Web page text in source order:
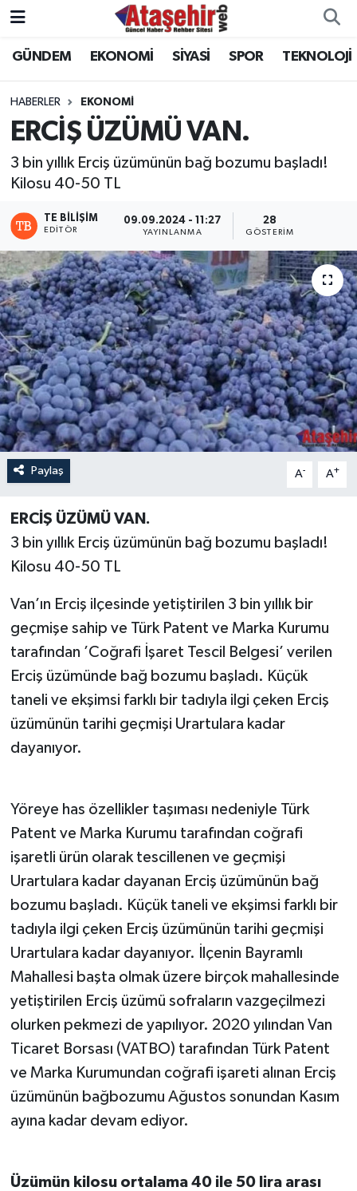
GÜNDEM EKONOMİ SİYASİ SPOR TEKNOLOJİ
HABERLER EKONOMİ
ERCİŞ ÜZÜMÜ VAN.
3 bin yıllık Erciş üzümünün bağ bozumu başladı!
Kilosu 40-50 TL
TE BILIŞIM
EDITÖR
09.09.2024 - 11:27
YAYINLANMA
28
GÖSTERIM
Paylaş A- A+
ERCİŞ ÜZÜMÜ VAN.
3 bin yıllık Erciş üzümünün bağ bozumu başladı!
Kilosu 40-50 TL
Van’ın Erciş ilçesinde yetiştirilen 3 bin yıllık bir
geçmişe sahip ve Türk Patent ve Marka Kurumu
tarafından ’Coğrafi İşaret Tescil Belgesi’ verilen
Erciş üzümünde bağ bozumu başladı. Küçük
taneli ve ekşimsi farklı bir tadıyla ilgi çeken Erciş
üzümünün tarihi geçmişi Urartulara kadar
dayanıyor.
Yöreye has özellikler taşıması nedeniyle Türk
Patent ve Marka Kurumu tarafından coğrafi
işaretli ürün olarak tescillenen ve geçmişi
Urartulara kadar dayanan Erciş üzümünün bağ
bozumu başladı. Küçük taneli ve ekşimsi farklı bir
tadıyla ilgi çeken Erciş üzümünün tarihi geçmişi
Urartulara kadar dayanıyor. İlçenin Bayramlı
Mahallesi başta olmak üzere birçok mahallesinde
yetiştirilen Erciş üzümü sofraların vazgeçilmezi
olurken pekmezi de yapılıyor. 2020 yılından Van
Ticaret Borsası (VATBO) tarafından Türk Patent
ve Marka Kurumundan coğrafi işareti alınan Erciş
üzümünün bağbozumu Ağustos sonundan Kasım
ayına kadar devam ediyor.
Üzümün kilosu ortalama 40 ile 50 lira arası
Hava Durumu
Trafik Durumu
Süper Lig Puan Durumu ve Fikstür
Tüm Manşetler
Son Dakika Haberleri
Haber Arşivi